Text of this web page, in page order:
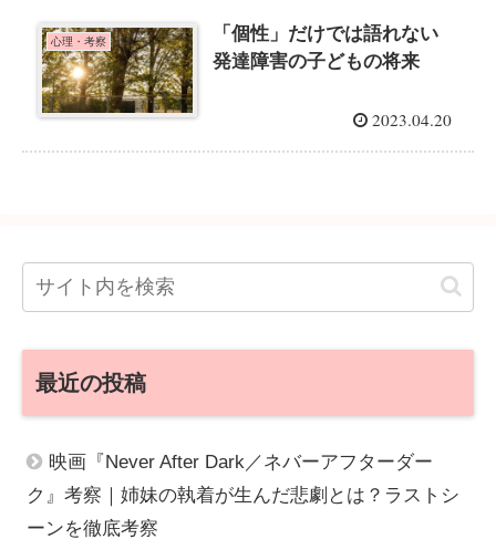
心理・考察
「個性」だけでは語れない
発達障害の子どもの将来
2023.04.20
最近の投稿
映画『Never After Dark／ネバーアフターダー
ク』考察｜姉妹の執着が生んだ悲劇とは？ラストシ
ーンを徹底考察